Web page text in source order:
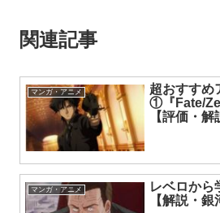
関連記事
マンガ・アニメ
超おすすめ
①『Fate/
【評価・解
マンガ・アニメ
レベロから
【解説・